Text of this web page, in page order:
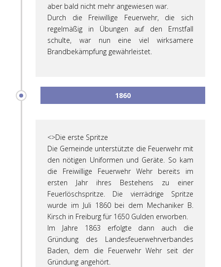
aber bald nicht mehr angewiesen war.
Durch die Freiwillige Feuerwehr, die sich
regelmäßig in Übungen auf den Ernstfall
schulte, war nun eine viel wirksamere
Brandbekämpfung gewährleistet.
1860
<>Die erste Spritze
Die Gemeinde unterstützte die Feuerwehr mit
den nötigen Uniformen und Geräte. So kam
die Freiwillige Feuerwehr Wehr bereits im
ersten Jahr ihres Bestehens zu einer
Feuerlöschspritze. Die vierrädrige Spritze
wurde im Juli 1860 bei dem Mechaniker B.
Kirsch in Freiburgfür 1650 Gulden erworben.
Im Jahre 1863 erfolgte dann auch die
Gründung des Landesfeuerwehrverbandes
Baden, dem die Feuerwehr Wehr seit der
Gründung angehört.